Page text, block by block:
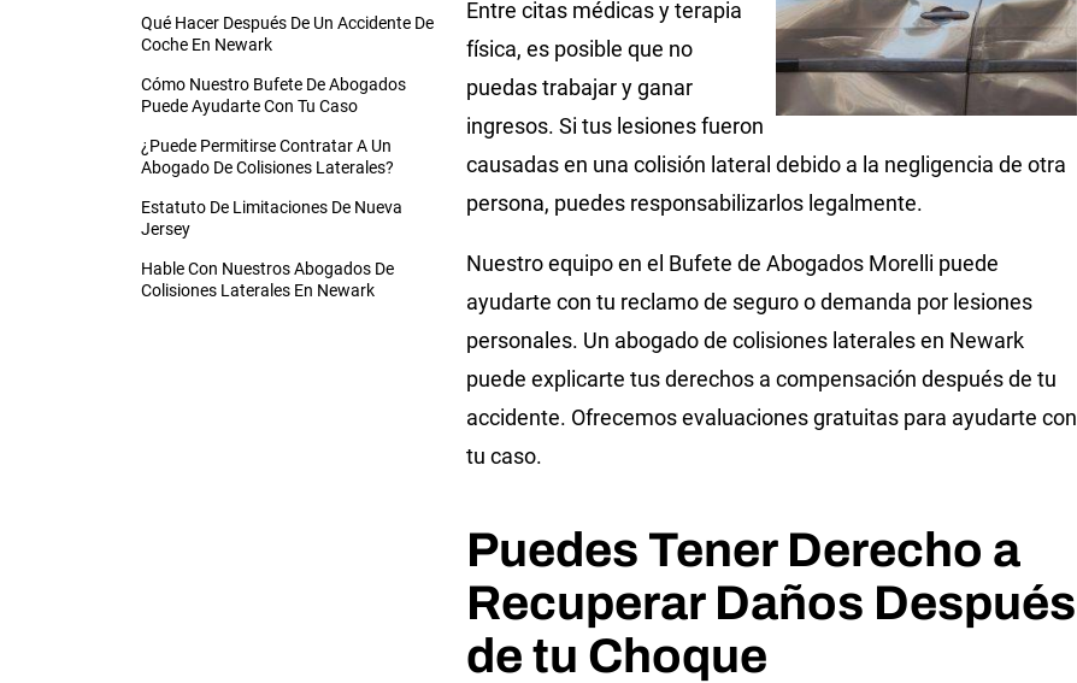
Qué Hacer Después De Un Accidente De
Coche En Newark
Cómo Nuestro Bufete De Abogados
Puede Ayudarte Con Tu Caso
¿Puede Permitirse Contratar A Un
Abogado De Colisiones Laterales?
Estatuto De Limitaciones De Nueva
Jersey
Hable Con Nuestros Abogados De
Colisiones Laterales En Newark
Entre citas médicas y terapia
física, es posible que no
puedas trabajar y ganar
ingresos. Si tus lesiones fueron
causadas en una colisión lateral debido a la negligencia de otra
persona, puedes responsabilizarlos legalmente.
Nuestro equipo en el Bufete de Abogados Morelli puede
ayudarte con tu reclamo de seguro o demanda por lesiones
personales. Un abogado de colisiones laterales en Newark
puede explicarte tus derechos a compensación después de tu
accidente. Ofrecemos evaluaciones gratuitas para ayudarte con
tu caso.
Puedes Tener Derecho a
Recuperar Daños Después
de tu Choque